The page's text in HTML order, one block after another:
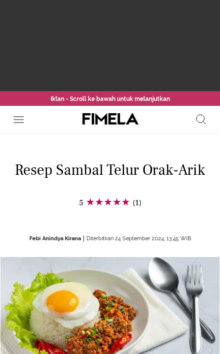
Iklan - Scroll ke bawah untuk melanjutkan
Resep Sambal Telur Orak-Arik
5 (1)
Febi Anindya Kirana Diterbitkan 24 September 2024, 13:45 WIB